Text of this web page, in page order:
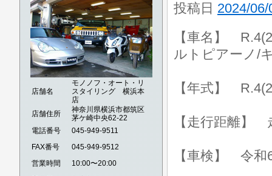
店舗名
モノノフ・オート・リ
スタイリング 横浜本
店
店舗住所
神奈川県横浜市都筑区
茅ケ崎中央62-22
電話番号
045-949-9511
FAX番号
045-949-9512
営業時間
10:00〜20:00
投稿日 2024/06/
【車名】
ルトピアーノ/
【年式】
【走行距離】
【車検】 令和